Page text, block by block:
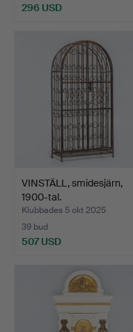
296 USD
VINSTÄLL, smidesjärn,
1900-tal.
Klubbades 5 okt 2025
39 bud
507 USD